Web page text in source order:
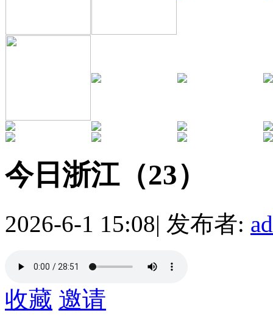
今日浙江（23）
2026-6-1 15:08| 发布者:
收藏 邀请